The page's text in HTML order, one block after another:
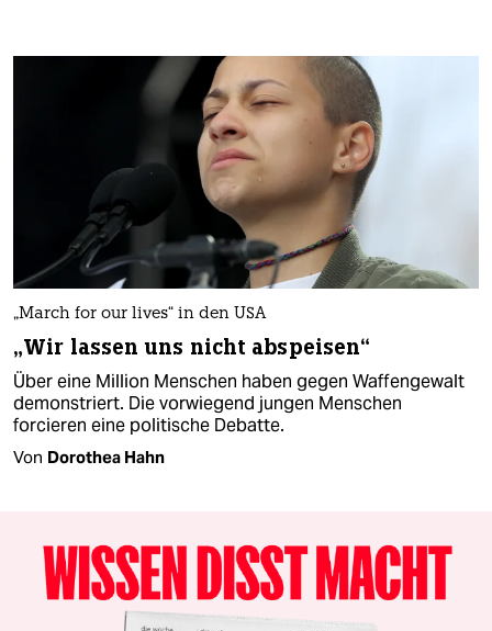
„March for our lives“ in den USA
„Wir lassen uns nicht abspeisen“
Über eine Million Menschen haben gegen Waffengewalt
demonstriert. Die vorwiegend jungen Menschen
forcieren eine politische Debatte.
Von Dorothea Hahn